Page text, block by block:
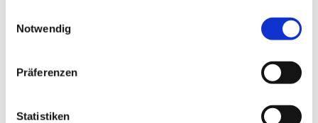
Notwendig
Präferenzen
Statistiken
Im festlichen Kantatengottesdienst am 2.
Mund sei voll Lachens“ BWV 110. Zum
Abendmahl wird die Ouvertüre (Orchestersuite)
Nr. 4 D-Dur BWV 1069, ebenfalls von Johann
Sebastian Bach, gespielt. Die